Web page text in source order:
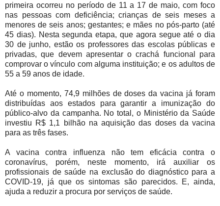
primeira ocorreu no período de 11 a 17 de maio, com foco
nas pessoas com deficiência; crianças de seis meses a
menores de seis anos; gestantes; e mães no pós-parto (até
45 dias). Nesta segunda etapa, que agora segue até o dia
30 de junho, estão os professores das escolas públicas e
privadas, que devem apresentar o crachá funcional para
comprovar o vínculo com alguma instituição; e os adultos de
55 a 59 anos de idade.
Até o momento, 74,9 milhões de doses da vacina já foram
distribuídas aos estados para garantir a imunização do
público-alvo da campanha. No total, o Ministério da Saúde
investiu R$ 1,1 bilhão na aquisição das doses da vacina
para as três fases.
A vacina contra influenza não tem eficácia contra o
coronavírus, porém, neste momento, irá auxiliar os
profissionais de saúde na exclusão do diagnóstico para a
COVID-19, já que os sintomas são parecidos. E, ainda,
ajuda a reduzir a procura por serviços de saúde.